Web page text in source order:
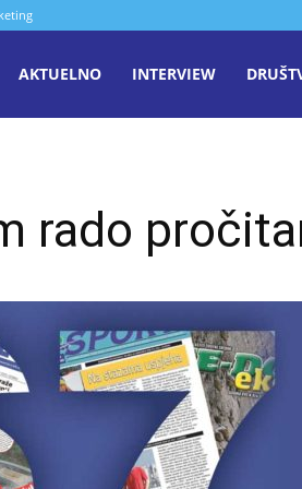
AKTUELNO INTERVIEW
rado